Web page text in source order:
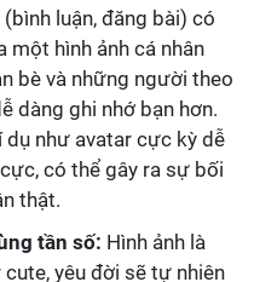
luận, đăng bài) có
hình ảnh cá nhân
bè và những người theo
dàng ghi nhớ bạn hơn.
như avatar cực kỳ dễ
có thể gây ra sự bối
thật.
tần số: Hình ảnh là
yêu đời sẽ tự nhiên